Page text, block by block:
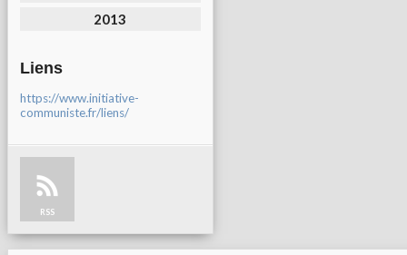
2013
Liens
https://www.initiative-
communiste.fr/liens/
RSS